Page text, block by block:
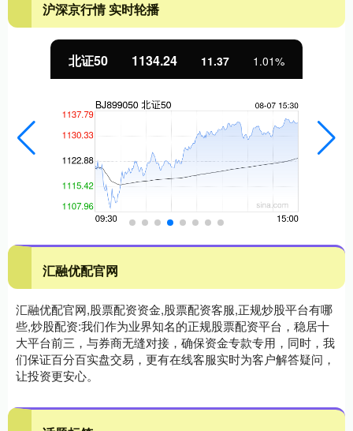
沪深京行情 实时轮播
北证50 1134.24 11.37 1.01%
汇融优配官网
汇融优配官网,股票配资资金,股票配资客服,正规炒股平台有哪
些,炒股配资:我们作为业界知名的正规股票配资平台，稳居十
大平台前三，与券商无缝对接，确保资金专款专用，同时，我
们保证百分百实盘交易，更有在线客服实时为客户解答疑问，
让投资更安心。